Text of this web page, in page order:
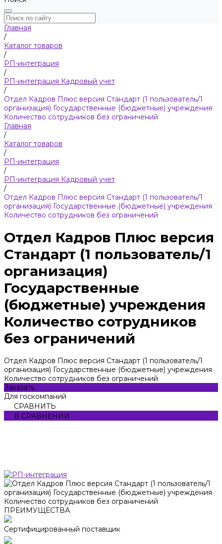
Главная
/
Каталог товаров
/
РП-интеграция
/
РП-интеграция Кадровый учет
/
Отдел Кадров Плюс версия Стандарт (1 пользователь/1
организация) Государственные (бюджетные) учреждения
Количество сотрудников без ограничений
Главная
/
Каталог товаров
/
РП-интеграция
/
РП-интеграция Кадровый учет
/
Отдел Кадров Плюс версия Стандарт (1 пользователь/1
организация) Государственные (бюджетные) учреждения
Количество сотрудников без ограничений
Отдел Кадров Плюс версия
Стандарт (1 пользователь/1
организация)
Государственные
(бюджетные) учреждения
Количество сотрудников
без ограничений
Отдел Кадров Плюс версия Стандарт (1 пользователь/1
организация) Государственные (бюджетные) учреждения
Количество сотрудников без ограничений
Заказать
Для госкомпаний
СРАВНИТЬ
В СРАВНЕНИИ
ПРЕИМУЩЕСТВА
Сертифицированный поставщик